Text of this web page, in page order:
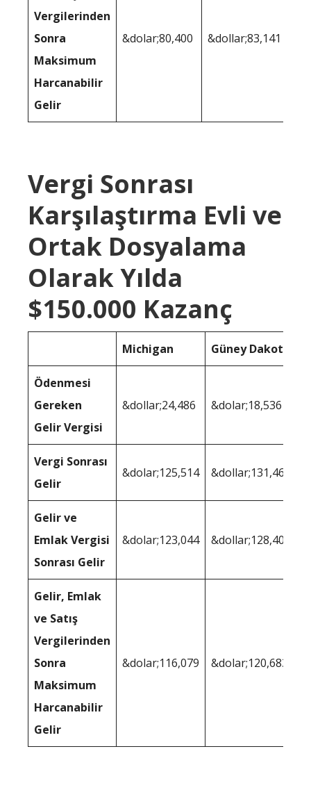
Vergilerinden
Sonra
Maksimum
Harcanabilir
Gelir
&dolar;80,400 &dollar;83,141
Vergi Sonrası
Karşılaştırma Evli ve
Ortak Dosyalama
Olarak Yılda
$150.000 Kazanç
Michigan Güney Dakota
Ödenmesi
Gereken
Gelir Vergisi
&dollar;24,486 &dolar;18,536
Vergi Sonrası
Gelir
&dolar;125,514 &dollar;131,464
Gelir ve
Emlak Vergisi
Sonrası Gelir
&dolar;123,044 &dollar;128,407
Gelir, Emlak
ve Satış
Vergilerinden
Sonra
Maksimum
Harcanabilir
Gelir
&dolar;116,079 &dolar;120,683